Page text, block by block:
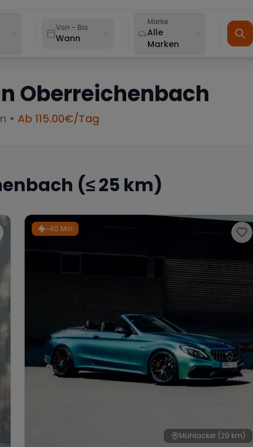
Von - Bis
Wann
Marke
Alle
Marken
Oberreichenbach
• Ab 115.00€/Tag
(≤ 25 km)
~40 Min
Mühlacker (29 km)